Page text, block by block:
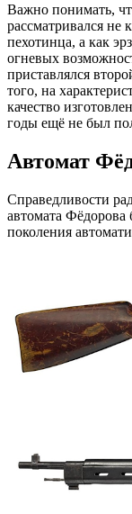
Важно понимать,
рассматривался не
пехотинца, а как
огневых
приставлялся
того, на
качество
годы ещё не был
Автомат
Справедливости
автомата Фёдорова
поколения